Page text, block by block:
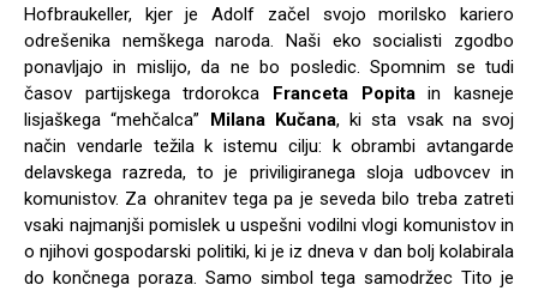
Hofbraukeller, kjer je Adolf začel svojo morilsko kariero
odrešenika nemškega naroda. Naši eko socialisti zgodbo
ponavljajo in mislijo, da ne bo posledic. Spomnim se tudi
časov partijskega trdorokca Franceta Popitain kasneje
lisjaškega “mehčalca” Milana Kučana, ki sta vsak na svoj
način vendarle težila k istemu cilju: k obrambi avtangarde
delavskega razreda, to je priviligiranega sloja udbovcev in
komunistov. Za ohranitev tega pa je seveda bilo treba zatreti
vsaki najmanjši pomislek u uspešni vodilni vlogi komunistov in
o njihovi gospodarski politiki, ki je iz dneva v dan bolj kolabirala
do končnega poraza. Samo simbol tega samodržec Tito je